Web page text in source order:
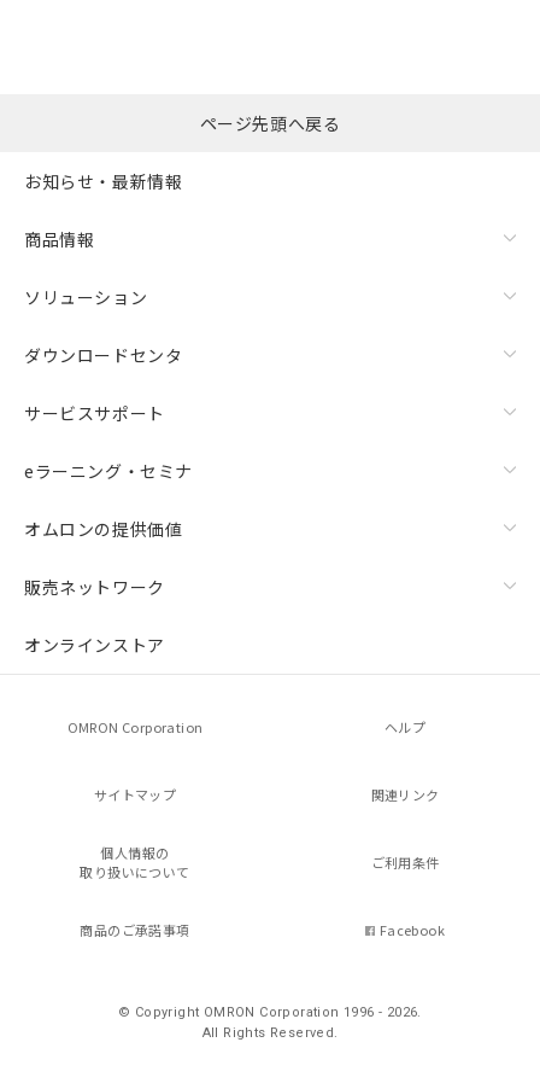
ページ先頭へ戻る
お知らせ・最新情報
商品情報
ソリューション
ダウンロードセンタ
サービスサポート
eラーニング・セミナ
オムロンの提供価値
販売ネットワーク
オンラインストア
OMRON Corporation ヘルプ
サイトマップ 関連リンク
個人情報の
取り扱いについて
ご利用条件
商品のご承諾事項 Facebook
© Copyright OMRON Corporation 1996 - 2026.
All Rights Reserved.